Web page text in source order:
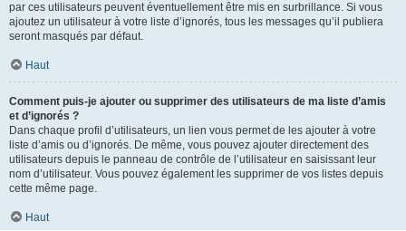
par ces utilisateurs peuvent éventuellement être mis en surbrillance. Si vous
ajoutez un utilisateur à votre liste d’ignorés, tous les messages qu’il publiera
seront masqués par défaut.
Haut
Comment puis-je ajouter ou supprimer des utilisateurs de ma liste d’amis
et d’ignorés ?
Dans chaque profil d’utilisateurs, un lien vous permet de les ajouter à votre
liste d’amis ou d’ignorés. De même, vous pouvez ajouter directement des
utilisateurs depuis le panneau de contrôle de l’utilisateur en saisissant leur
nom d’utilisateur. Vous pouvez également les supprimer de vos listes depuis
cette même page.
Haut